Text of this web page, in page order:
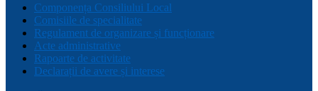
Componența Consiliului Local
Comisiile de specialitate
Regulament de organizare și funcționare
Acte administrative
Rapoarte de activitate
Declarații de avere și interese